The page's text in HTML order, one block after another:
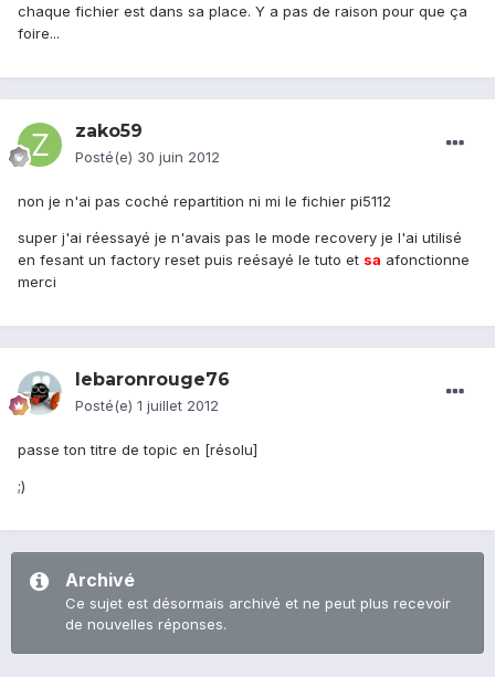
chaque fichier est dans sa place. Y a pas de raison pour que ça
foire...
zako59
Posté(e) 30 juin 2012
non je n'ai pas coché repartition ni mi le fichier pi5112
super j'ai réessayé je n'avais pas le mode recovery je l'ai utilisé
en fesant un factory reset puis reésayé le tuto et sa afonctionne
merci
lebaronrouge76
Posté(e) 1 juillet 2012
passe ton titre de topic en [résolu]
;)
Archivé
Ce sujet est désormais archivé et ne peut plus recevoir
de nouvelles réponses.